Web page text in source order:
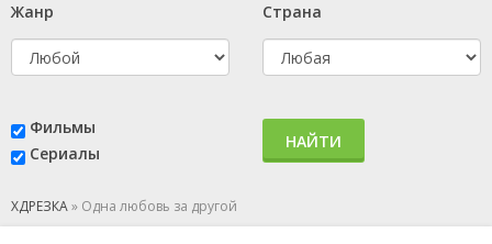
Жанр Страна
Фильмы
Сериалы
НАЙТИ
ХДРЕЗКА» Одна любовь за другой